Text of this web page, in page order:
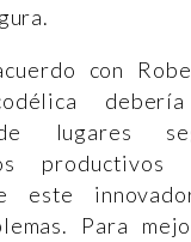
con
lugares
este
Para